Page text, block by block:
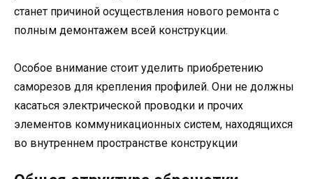
станет причиной осуществления нового ремонта с
полным демонтажем всей конструкции.
Особое внимание стоит уделить приобретению
саморезов для крепления профилей. Они не должны
касаться электрической проводки и прочих
элементов коммуникационных систем, находящихся
во внутреннем пространстве конструкции